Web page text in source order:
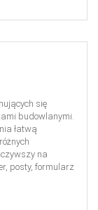
się
budowlanymi.
łatwą
na
posty, formularz